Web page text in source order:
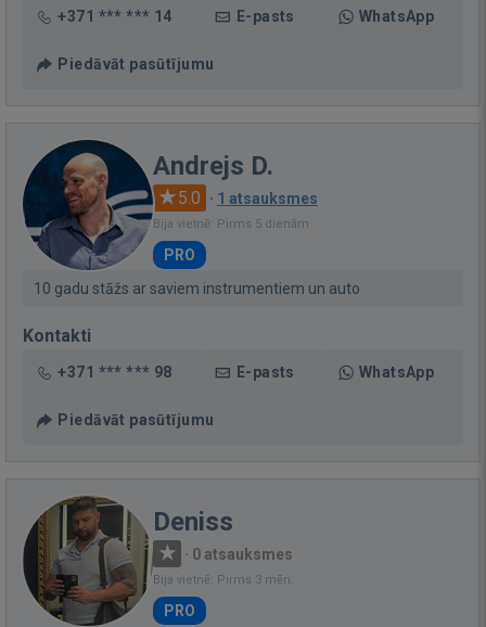
+371 *** *** 14 E-pasts WhatsApp
Piedāvāt pasūtījumu
Andrejs D.
5.0 · 1 atsauksmes
Bija vietnē: Pirms 5 dienām
PRO
10 gadu stāžs ar saviem instrumentiem un auto
Kontakti
+371 *** *** 98 E-pasts WhatsApp
Piedāvāt pasūtījumu
Deniss
· 0 atsauksmes
Bija vietnē: Pirms 3 mēn.
PRO